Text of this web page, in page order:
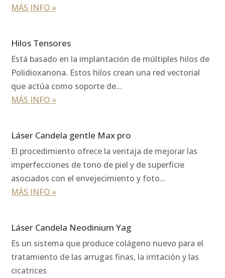
MÁS INFO »
Hilos Tensores
Está basado en la implantación de múltiples hilos de
Polidioxanona. Estos hilos crean una red vectorial
que actúa como soporte de...
MÁS INFO »
Láser Candela gentle Max pro
El procedimiento ofrece la ventaja de mejorar las
imperfecciones de tono de piel y de superficie
asociados con el envejecimiento y foto...
MÁS INFO »
Láser Candela Neodinium Yag
Es un sistema que produce colágeno nuevo para el
tratamiento de las arrugas finas, la irritación y las
cicatrices